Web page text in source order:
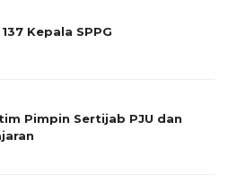
Kepala SPPG
Pimpin Sertijab PJU dan